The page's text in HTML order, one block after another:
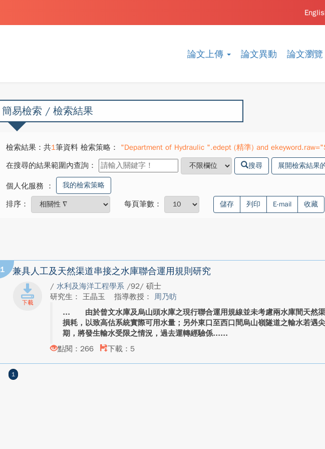
論文上傳 論文異動 論文瀏覽
簡易檢索 / 檢索結果
檢索結果：共1筆資料 檢索策略：
"Department of Hydraulic ".edept (精準) and
在搜尋的結果範圍內查詢：
搜尋 展開檢索結果
個人化服務 ： 我的檢索策略
排序： 每頁筆數： 儲存 列印 E-mail 收藏
1 兼具人工及天然渠道串接之水庫聯合運用規則研究
/ 水利及海洋工程學系 /92/ 碩士
研究生： 王晶玉
指導教授： 周乃昉
由於曾文水庫及烏山頭水庫之現行聯合運用規線並未考慮兩水庫間天然
損耗，以致高估系統實際可用水量；另外東口至西口間烏山嶺隧道之輸水若遇
期，將發生輸水受限之情況，過去運轉經驗係...
點閱：266
下載：5
1